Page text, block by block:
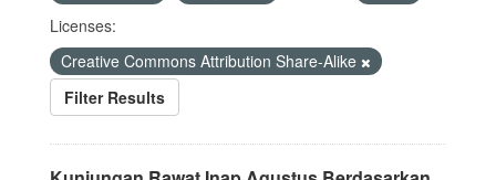
Licenses:
Creative Commons Attribution Share-Alike
Filter Results